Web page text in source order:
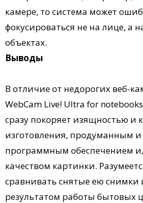
камере, то система может
фокусироваться не на лице, а
объектах.
Выводы
В отличие от недорогих веб-
WebCam Live! Ultra for
сразу покоряет изящностью и
изготовления, продуманным
программным обеспечением
качеством картинки.
сравнивать снятые ею снимки
результатом работы бытовых